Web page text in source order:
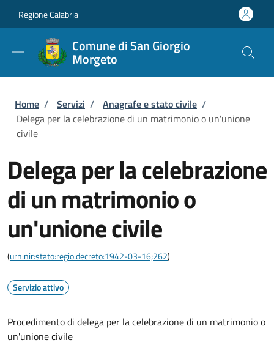
Regione Calabria
Comune di San Giorgio
Morgeto
Briciole di pane
Home / Servizi / Anagrafe e stato civile /
Delega per la celebrazione di un matrimonio o un'unione
civile
Delega per la celebrazione
di un matrimonio o
un'unione civile
(urn:nir:stato:regio.decreto:1942-03-16;262)
Servizio attivo
Procedimento di delega per la celebrazione di un matrimonio o
un'unione civile